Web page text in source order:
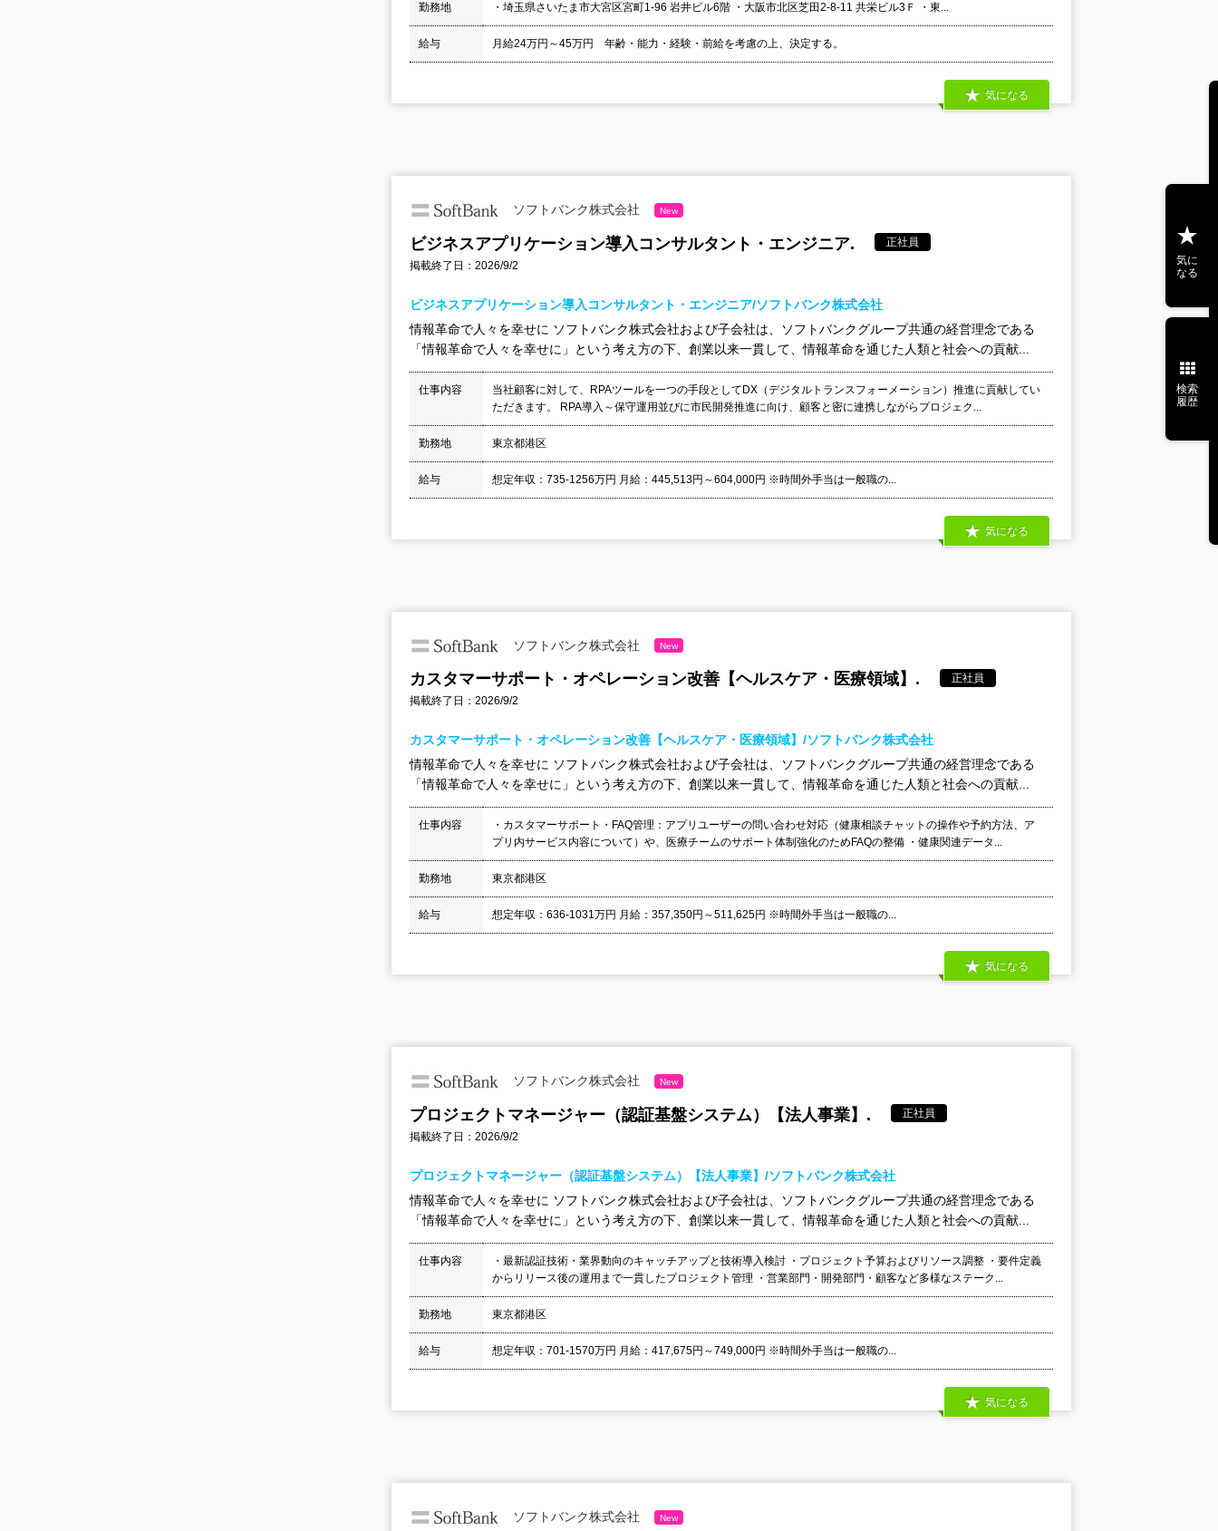
勤務地 ・埼玉県さいたま市大宮区宮町1-96 岩井ビル6階 ・大阪市北区芝田2-8-11 共栄ビル3Ｆ ・東...
給与 月給24万円～45万円 年齢・能力・経験・前給を考慮の上、決定する。
気になる
ソフトバンク株式会社 New
ビジネスアプリケーション導入コンサルタント・エンジニア.
正社員
掲載終了日：2026/9/2
ビジネスアプリケーション導入コンサルタント・エンジニア/ソフトバンク株式会社
情報革命で人々を幸せに ソフトバンク株式会社および子会社は、ソフトバンクグループ共通の経営理念である
「情報革命で人々を幸せに」という考え方の下、創業以来一貫して、情報革命を通じた人類と社会への貢献...
仕事内容
当社顧客に対して、RPAツールを一つの手段としてDX（デジタルトランスフォーメーション）推進に貢献してい
ただきます。 RPA導入～保守運用並びに市民開発推進に向け、顧客と密に連携しながらプロジェク...
勤務地 東京都港区
給与 想定年収：735-1256万円 月給：445,513円～604,000円 ※時間外手当は一般職の...
気になる
ソフトバンク株式会社 New
カスタマーサポート・オペレーション改善【ヘルスケア・医療領域】.
正社員
掲載終了日：2026/9/2
カスタマーサポート・オペレーション改善【ヘルスケア・医療領域】/ソフトバンク株式会社
情報革命で人々を幸せに ソフトバンク株式会社および子会社は、ソフトバンクグループ共通の経営理念である
「情報革命で人々を幸せに」という考え方の下、創業以来一貫して、情報革命を通じた人類と社会への貢献...
仕事内容
・カスタマーサポート・FAQ管理：アプリユーザーの問い合わせ対応（健康相談チャットの操作や予約方法、ア
プリ内サービス内容について）や、医療チームのサポート体制強化のためFAQの整備 ・健康関連データ...
勤務地 東京都港区
給与 想定年収：636-1031万円 月給：357,350円～511,625円 ※時間外手当は一般職の...
気になる
ソフトバンク株式会社 New
プロジェクトマネージャー（認証基盤システム）【法人事業】.
正社員
掲載終了日：2026/9/2
プロジェクトマネージャー（認証基盤システム）【法人事業】/ソフトバンク株式会社
情報革命で人々を幸せに ソフトバンク株式会社および子会社は、ソフトバンクグループ共通の経営理念である
「情報革命で人々を幸せに」という考え方の下、創業以来一貫して、情報革命を通じた人類と社会への貢献...
仕事内容
・最新認証技術・業界動向のキャッチアップと技術導入検討 ・プロジェクト予算およびリソース調整 ・要件定義
からリリース後の運用まで一貫したプロジェクト管理 ・営業部門・開発部門・顧客など多様なステーク...
勤務地 東京都港区
給与 想定年収：701-1570万円 月給：417,675円～749,000円 ※時間外手当は一般職の...
気になる
ソフトバンク株式会社 New
気に
なる
検索
履歴